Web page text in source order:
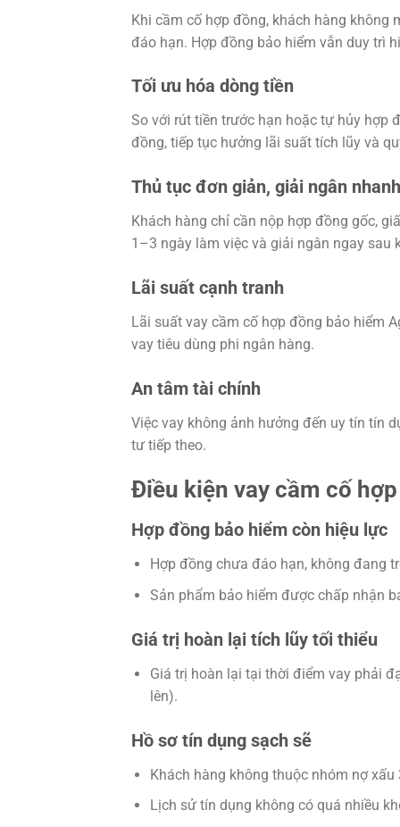
Khi cầm cố hợp đồng, khách hàng không
đáo hạn. Hợp đồng bảo hiểm vẫn duy trì
Tối ưu hóa dòng tiền
So với rút tiền trước hạn hoặc tự hủy hợp
đồng, tiếp tục hưởng lãi suất tích lũy và
Thủ tục đơn giản, giải ngân nhanh
Khách hàng chỉ cần nộp hợp đồng gốc,
1–3 ngày làm việc và giải ngân ngay sau
Lãi suất cạnh tranh
Lãi suất vay cầm cố hợp đồng bảo hiểm
vay tiêu dùng phi ngân hàng.
An tâm tài chính
Việc vay không ảnh hưởng đến uy tín tín
tư tiếp theo.
Điều kiện vay cầm cố
Hợp đồng bảo hiểm còn hiệu lực
Hợp đồng chưa đáo hạn, không đang
Sản phẩm bảo hiểm được chấp nhận
Giá trị hoàn lại tích lũy tối thiểu
Giá trị hoàn lại tại thời điểm vay phải
lên).
Hồ sơ tín dụng sạch sẽ
Khách hàng không thuộc nhóm nợ xấu
Lịch sử tín dụng không có quá nhiều